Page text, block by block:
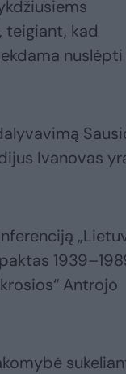
teigiant, kad
nuslėpti
Ivanovas
Antrojo